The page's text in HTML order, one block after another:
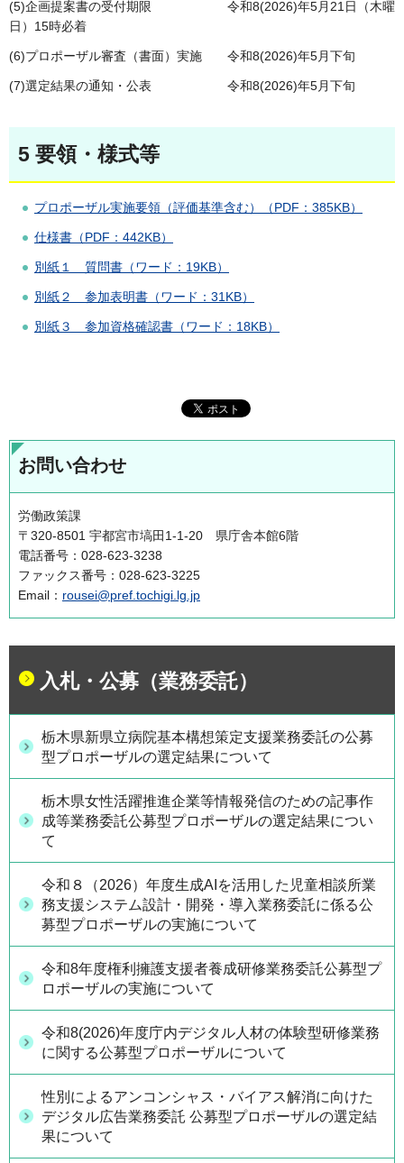
(5)企画提案書の受付期限 令和8(2026)年5月21日（木曜
日）15時必着
(6)プロポーザル審査（書面）実施 令和8(2026)年5月下旬
(7)選定結果の通知・公表 令和8(2026)年5月下旬
5 要領・様式等
プロポーザル実施要領（評価基準含む）（PDF：385KB）
仕様書（PDF：442KB）
別紙１ 質問書（ワード：19KB）
別紙２ 参加表明書（ワード：31KB）
別紙３ 参加資格確認書（ワード：18KB）
お問い合わせ
労働政策課
〒320-8501 宇都宮市塙田1-1-20 県庁舎本館6階
電話番号：028-623-3238
ファックス番号：028-623-3225
Email： rousei@pref.tochigi.lg.jp
入札・公募（業務委託）
栃木県新県立病院基本構想策定支援業務委託の公募
型プロポーザルの選定結果について
栃木県女性活躍推進企業等情報発信のための記事作
成等業務委託公募型プロポーザルの選定結果につい
て
令和８（2026）年度生成AIを活用した児童相談所業
務支援システム設計・開発・導入業務委託に係る公
募型プロポーザルの実施について
令和8年度権利擁護支援者養成研修業務委託公募型プ
ロポーザルの実施について
令和8(2026)年度庁内デジタル人材の体験型研修業務
に関する公募型プロポーザルについて
性別によるアンコンシャス・バイアス解消に向けた
デジタル広告業務委託 公募型プロポーザルの選定結
果について